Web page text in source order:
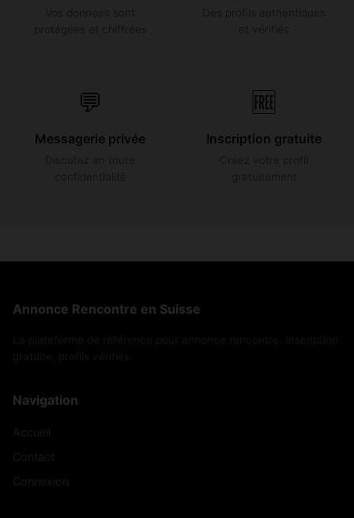
💬
Messagerie privée
🆓
Inscription gratuite
Annonce Rencontre en Suisse
Navigation